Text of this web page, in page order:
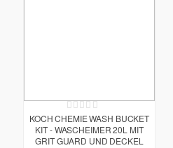
Rating:
0%
KOCH CHEMIE WASH BUCKET
KIT - WASCHEIMER 20L MIT
GRIT GUARD UND DECKEL